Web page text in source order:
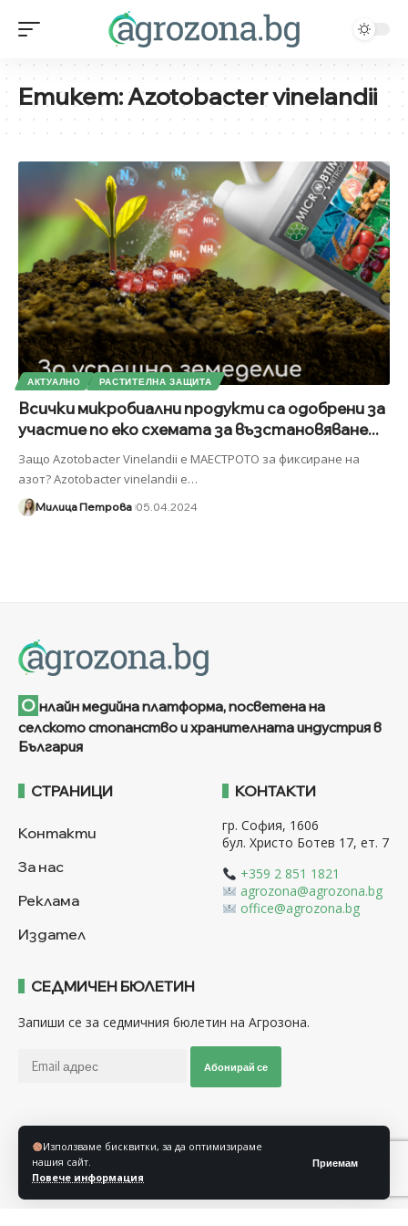
Използваме бисквитки, за да оптимизираме
нашия сайт.
Повече информация
Приемам
Етикет:Azotobacter vinelandii
АКТУАЛНО РАСТИТЕЛНА ЗАЩИТА
Всички микробиални продукти са одобрени за
участие по еко схемата за възстановяване...
Защо Azotobacter Vinelandii е МАЕСТРОТО за фиксиране на
азот? Azotobacter vinelandii е…
Милица Петрова 05.04.2024
О нлайн медийна платформа, посветена на
селското стопанство и хранителната индустрия в
България
СТРАНИЦИ
Контакти
За нас
Реклама
Издател
КОНТАКТИ
гр. София, 1606
бул. Христо Ботев 17, ет. 7
+359 2 851 1821
agrozona@agrozona.bg
office@agrozona.bg
СЕДМИЧЕН БЮЛЕТИН
Запиши се за седмичния бюлетин на Агрозона.
Абонирай се
Последвайте ни